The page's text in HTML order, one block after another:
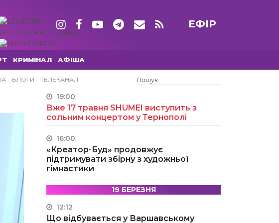
ПОГОДА НА 2 ТИЖНІ
ЕФІР
КРИМІНАЛ АФІША
БЛОГИ ТЕЛЕКАНАЛ
15 ТРАВНЯ
19:00
Вже 17 травня SHUMEI виступить з
сольним концертом у Тернополі
16:00
«Креатор-Буд» продовжує
підтримувати збірну з художньої
гімнастики
19 БЕРЕЗНЯ
12:12
Що відбувається у Варшавському